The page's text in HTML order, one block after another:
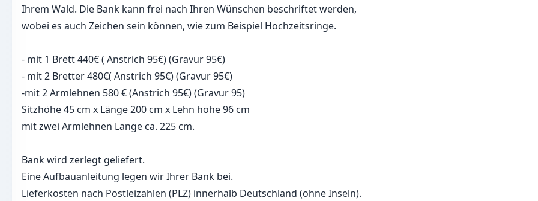
Ihrem Wald. Die Bank kann frei nach Ihren Wünschen beschriftet werden,
wobei es auch Zeichen sein können, wie zum Beispiel Hochzeitsringe.
- mit 1 Brett 440€ ( Anstrich 95€) (Gravur 95€)
- mit 2 Bretter 480€( Anstrich 95€) (Gravur 95€)
-mit 2 Armlehnen 580 € (Anstrich 95€) (Gravur 95)
Sitzhöhe 45 cm x Länge 200 cm x Lehn höhe 96 cm
mit zwei Armlehnen Lange ca. 225 cm.
Bank wird zerlegt geliefert.
Eine Aufbauanleitung legen wir Ihrer Bank bei.
Lieferkosten nach Postleizahlen (PLZ) innerhalb Deutschland (ohne Inseln).